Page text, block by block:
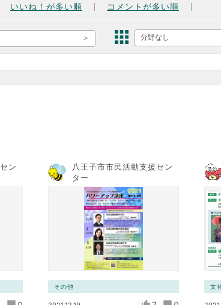
いいね！が多い順 コメントが多い順
分野なし
ン
八王子市市民活動支援セン
ター
その他 文